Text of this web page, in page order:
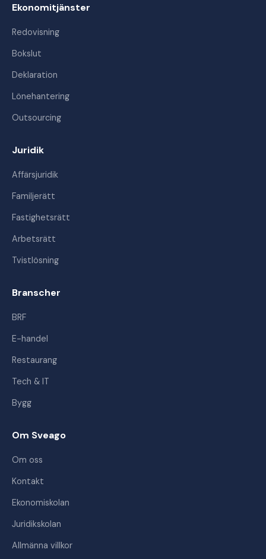
Ekonomitjänster
Redovisning
Bokslut
Deklaration
Lönehantering
Outsourcing
Juridik
Affärsjuridik
Familjerätt
Fastighetsrätt
Arbetsrätt
Tvistlösning
Branscher
BRF
E-handel
Restaurang
Tech & IT
Bygg
Om Sveago
Om oss
Kontakt
Ekonomiskolan
Juridikskolan
Allmänna villkor